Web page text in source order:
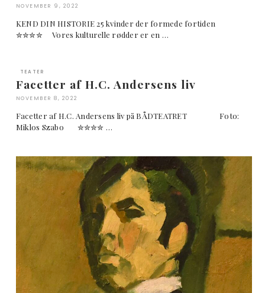
NOVEMBER 9, 2022
KEND DIN HISTORIE 25 kvinder der formede fortiden
✮✮✮✮ Vores kulturelle rødder er en …
TEATER
Facetter af H.C. Andersens liv
NOVEMBER 8, 2022
Facetter af H.C. Andersens liv på BÅDTEATRET Foto:
Miklos Szabo ✮✮✮✮ …